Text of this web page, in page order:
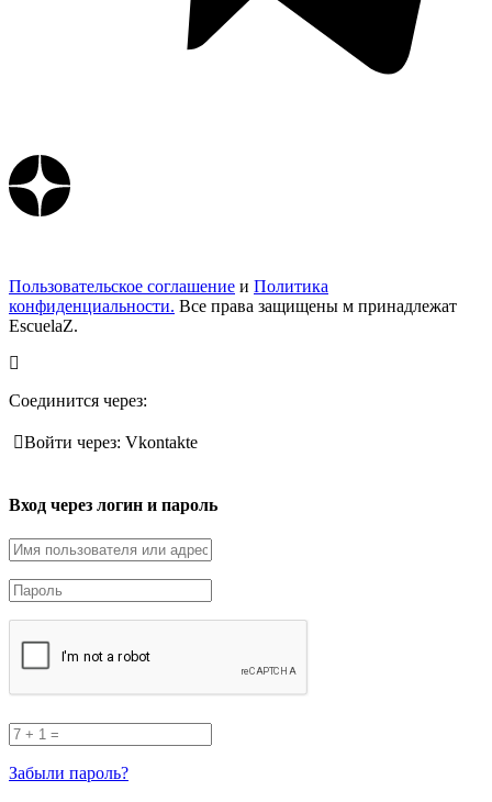
Пользовательское соглашение и Политика
конфиденциальности. Все права защищены м принадлежат
EscuelaZ.
Соединится через:
Войти через: Vkontakte
Вход через логин и пароль
Забыли пароль?